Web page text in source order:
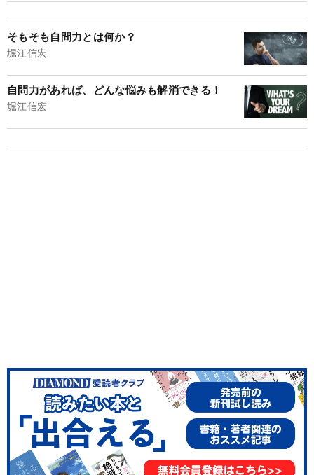
そもそも自問力とは何か？
堀江信宏
自問力があれば、どんな悩みも解消できる！
堀江信宏